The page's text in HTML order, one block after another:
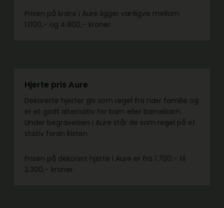
Prisen på krans i Aure ligger vanligvis mellom
1.000,– og 4.800,– kroner.
Hjerte pris Aure
Dekorerte hjerter gis som regel fra nær familie og
er et godt alternativ for barn eller barnebarn.
Under begravelsen i Aure står de som regel på et
stativ foran kisten.
Prisen på dekorert hjerte i Aure er fra 1.700,– til
2.300,– kroner.